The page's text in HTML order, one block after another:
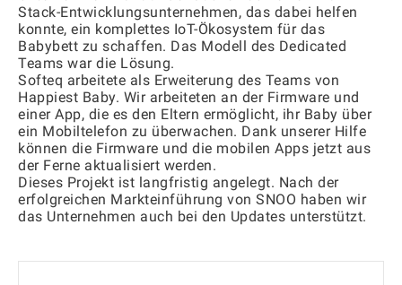
Stack-Entwicklungsunternehmen, das dabei helfen
konnte, ein komplettes IoT-Ökosystem für das
Babybett zu schaffen. Das Modell des Dedicated
Teams war die Lösung.
Softeq arbeitete als Erweiterung des Teams von
Happiest Baby. Wir arbeiteten an der Firmware und
einer App, die es den Eltern ermöglicht, ihr Baby über
ein Mobiltelefon zu überwachen. Dank unserer Hilfe
können die Firmware und die mobilen Apps jetzt aus
der Ferne aktualisiert werden.
Dieses Projekt ist langfristig angelegt. Nach der
erfolgreichen Markteinführung von SNOO haben wir
das Unternehmen auch bei den Updates unterstützt.